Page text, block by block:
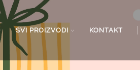
SVI PROIZVODI KONTAKT